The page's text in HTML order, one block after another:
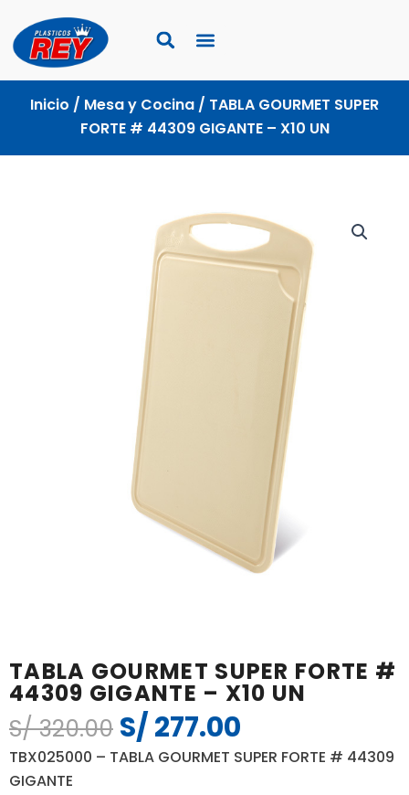
contenido
Inicio / Mesa y Cocina / TABLA GOURMET SUPER
FORTE # 44309 GIGANTE – X10 UN
TABLA GOURMET SUPER FORTE #
44309 GIGANTE – X10 UN
S/320.00 El
precio
S/277.00
precio
TBX025000 – TABLA GOURMET SUPER FORTE # 44309
GIGANTE